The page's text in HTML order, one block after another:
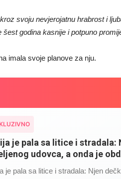
svoju nevjerojatnu hrabrost i
godina kasnije i potpuno
imala svoje planove za nju.
je pala sa litice i stradala:
udovca, a onda je
je pala sa litice i stradala: Njen